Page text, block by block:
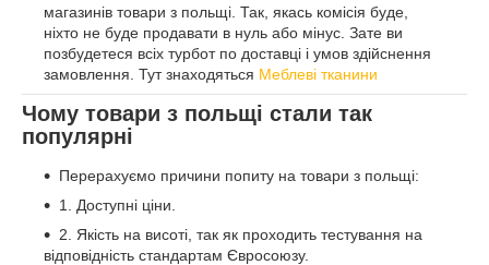
магазинів товари з польщі. Так, якась комісія буде,
ніхто не буде продавати в нуль або мінус. Зате ви
позбудетеся всіх турбот по доставці і умов здійснення
замовлення. Тут знаходяться Меблеві тканини
Чому товари з польщі стали так
популярні
Перерахуємо причини попиту на товари з польщі:
1. Доступні ціни.
2. Якість на висоті, так як проходить тестування на
відповідність стандартам Євросоюзу.